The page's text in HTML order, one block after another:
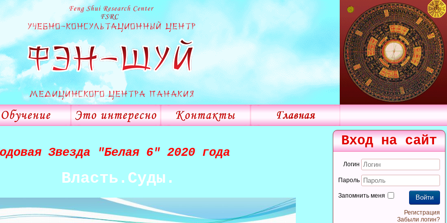
Звезда "Белая 6" 2020 года
Власть.Суды.
Вход на сайт
Логин
Пароль
Запомнить меня Войти
Регистрация
Забыли логин?